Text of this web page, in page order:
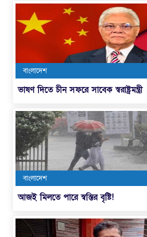
বাংলাদেশ
ভাষণ দিতে চীন সফরে সাবেক স্বরাষ্ট্রমন্ত্রী
বাংলাদেশ
আজই মিলতে পারে স্বস্তির বৃষ্টি!